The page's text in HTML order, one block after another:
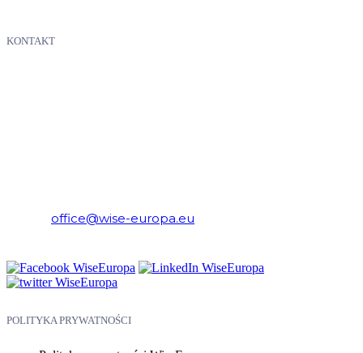
KONTAKT
office@wise-europa.eu
POLITYKA PRYWATNOŚCI